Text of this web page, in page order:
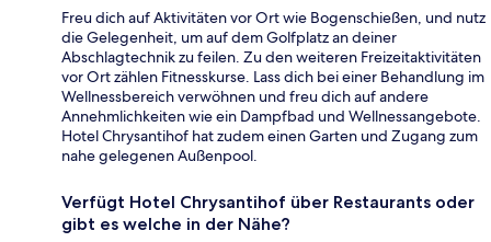
Freu dich auf Aktivitäten vor Ort wie Bogenschießen, und nutz
die Gelegenheit, um auf dem Golfplatz an deiner
Abschlagtechnik zu feilen. Zu den weiteren Freizeitaktivitäten
vor Ort zählen Fitnesskurse. Lass dich bei einer Behandlung im
Wellnessbereich verwöhnen und freu dich auf andere
Annehmlichkeiten wie ein Dampfbad und Wellnessangebote.
Hotel Chrysantihof hat zudem einen Garten und Zugang zum
nahe gelegenen Außenpool.
Verfügt Hotel Chrysantihof über Restaurants oder
gibt es welche in der Nähe?